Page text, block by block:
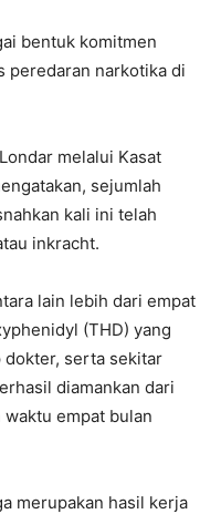
bentuk komitmen
peredaran narkotika di
melalui Kasat
sejumlah
kali ini telah
inkracht.
lain lebih dari empat
(THD) yang
dokter, serta sekitar
diamankan dari
empat bulan
merupakan hasil kerja